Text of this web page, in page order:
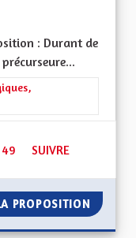
: Durant de
transitions
49 49 ABONNÉS
SUIVRE
PROPOSITION